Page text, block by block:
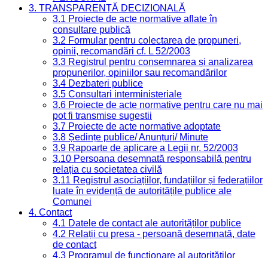
3. TRANSPARENȚĂ DECIZIONALĂ
3.1 Proiecte de acte normative aflate în
consultare publică
3.2 Formular pentru colectarea de propuneri,
opinii, recomandări cf. L 52/2003
3.3 Registrul pentru consemnarea și analizarea
propunerilor, opiniilor sau recomandărilor
3.4 Dezbateri publice
3.5 Consultari interministeriale
3.6 Proiecte de acte normative pentru care nu mai
pot fi transmise sugestii
3.7 Proiecte de acte normative adoptate
3.8 Ședințe publice/ Anunțuri/ Minute
3.9 Rapoarte de aplicare a Legii nr. 52/2003
3.10 Persoana desemnată responsabilă pentru
relația cu societatea civilă
3.11 Registrul asociațiilor, fundațiilor și federațiilor
luate în evidență de autoritățile publice ale
Comunei
4. Contact
4.1 Datele de contact ale autorităților publice
4.2 Relații cu presa - persoană desemnată, date
de contact
4.3 Programul de funcționare al autorităților